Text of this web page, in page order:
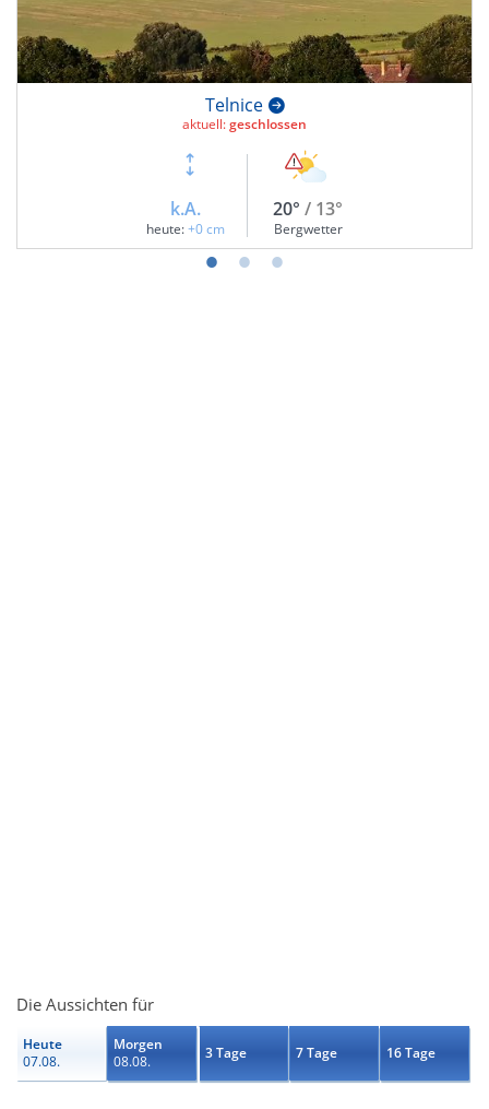
Telnice
aktuell:geschlossen
k.A.
heute:+0 cm
20° / 13°
Bergwetter
Die Aussichten für
Heute
07.08.
Morgen
08.08.
3 Tage 7 Tage 16 Tage